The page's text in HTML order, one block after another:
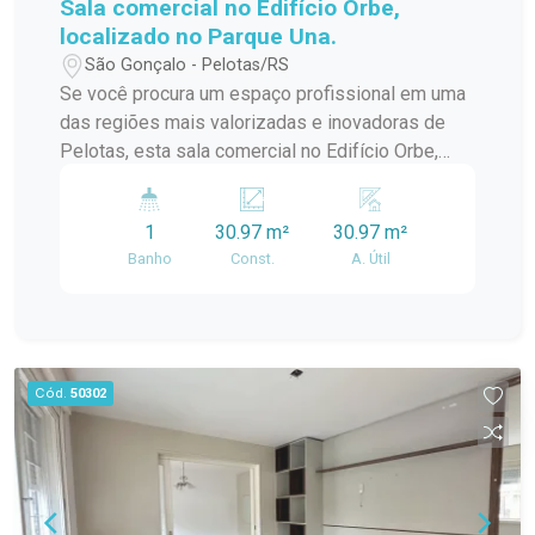
Sala comercial no Edifício Orbe,
localizado no Parque Una.
São Gonçalo - Pelotas/RS
Se você procura um espaço profissional em uma
das regiões mais valorizadas e inovadoras de
Pelotas, esta sala comercial no Edifício Orbe,
imóvel reúne modernidade, excelente iluminação
natural e versatilidade, proporcionando o
ambiente perfeito para empresas que desejam
1
Banho
30.97 m²
Const.
30.97 m²
A. Útil
Cód. 50302